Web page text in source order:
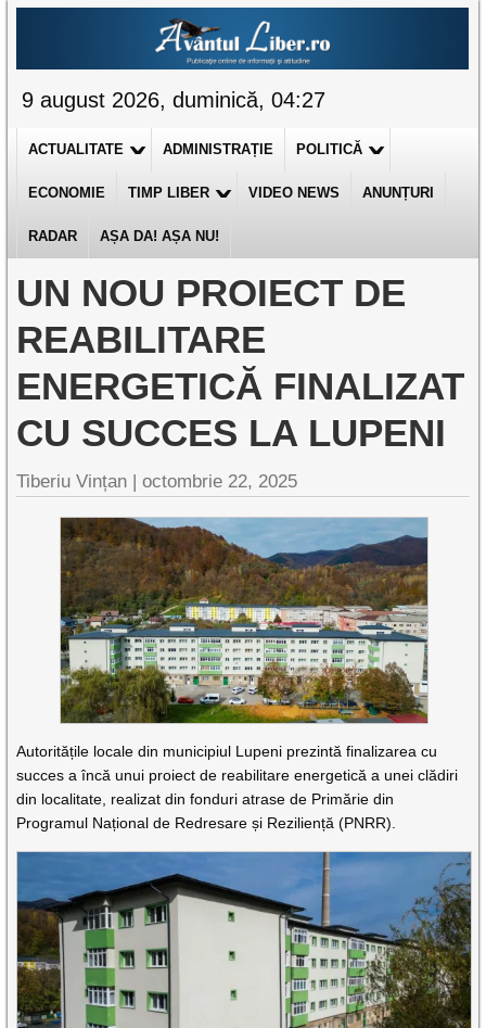
9 august 2026, duminică, 04:27
ACTUALITATE ADMINISTRAȚIE POLITICĂ
ECONOMIE TIMP LIBER VIDEO NEWS ANUNȚURI
RADAR AȘA DA! AȘA NU!
UN NOU PROIECT DE
REABILITARE
ENERGETICĂ FINALIZAT
CU SUCCES LA LUPENI
Tiberiu Vințan |octombrie 22, 2025
Autoritățile locale din municipiul Lupeni prezintă finalizarea cu
succes a încă unui proiect de reabilitare energetică a unei clădiri
din localitate, realizat din fonduri atrase de Primărie din
Programul Național de Redresare și Reziliență (PNRR).